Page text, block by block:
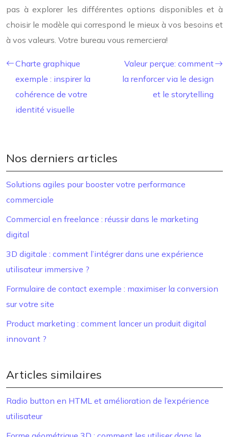
pas à explorer les différentes options disponibles et à
choisir le modèle qui correspond le mieux à vos besoins et
à vos valeurs. Votre bureau vous remerciera!
Charte graphique
exemple : inspirer la
cohérence de votre
identité visuelle
Valeur perçue: comment
la renforcer via le design
et le storytelling
Nos derniers articles
Solutions agiles pour booster votre performance
commerciale
Commercial en freelance : réussir dans le marketing
digital
3D digitale : comment l’intégrer dans une expérience
utilisateur immersive ?
Formulaire de contact exemple : maximiser la conversion
sur votre site
Product marketing : comment lancer un produit digital
innovant ?
Articles similaires
Radio button en HTML et amélioration de l’expérience
utilisateur